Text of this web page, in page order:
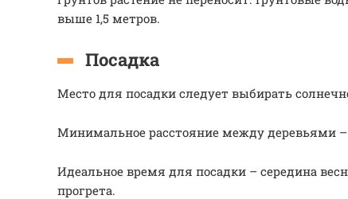
выше 1,5 метров.
Посадка
Место для посадки следует выбирать
Минимальное расстояние между деревьями –
Идеальное время для посадки – середина
прогрета.